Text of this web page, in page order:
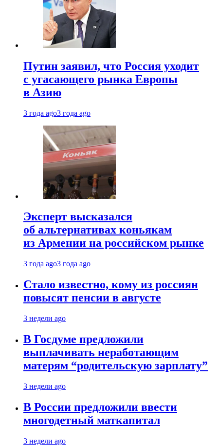
Путин заявил, что Россия уходит
с угасающего рынка Европы
в Азию
3 года ago3 года ago
Эксперт высказался
об альтернативах коньякам
из Армении на российском рынке
3 года ago3 года ago
Стало известно, кому из россиян
повысят пенсии в августе
3 недели ago
В Госдуме предложили
выплачивать неработающим
матерям “родительскую зарплату”
3 недели ago
В России предложили ввести
многодетный маткапитал
3 недели ago